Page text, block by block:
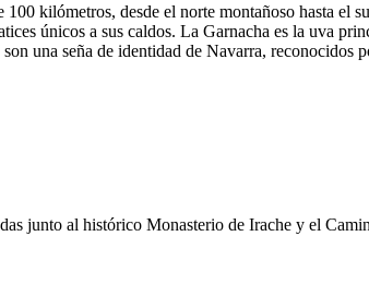
kilómetros, desde el norte montañoso hasta
únicos a sus caldos. La Garnacha es la uva
una seña de identidad de Navarra, reconocidos
junto al histórico Monasterio de Irache y el